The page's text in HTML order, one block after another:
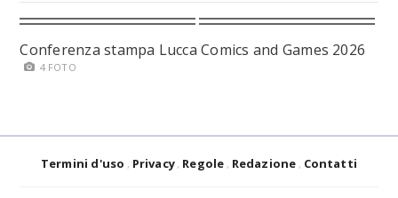
Conferenza stampa Lucca Comics and Games 2026
4 FOTO
Termini d'uso Privacy Regole Redazione Contatti